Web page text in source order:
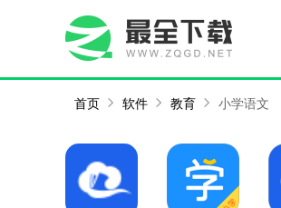
首页 软件 教育 小学语文